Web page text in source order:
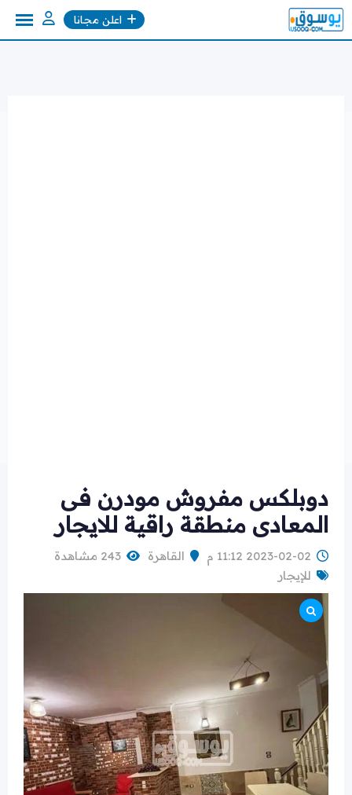
Skip
to
اعلن مجانا
دوبلكس مفروش مودرن فى
المعادى منطقة راقية للايجار
2023-02-02 11:12 م القاهرة
243 مشاهدة
للإيجار